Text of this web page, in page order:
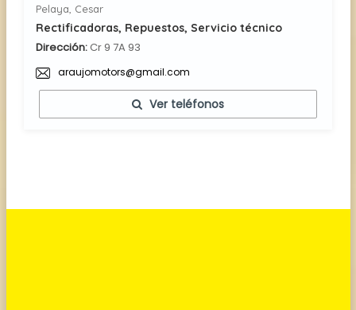
Pelaya, Cesar
Rectificadoras, Repuestos, Servicio técnico
Dirección:Cr 9 7A 93
araujomotors@gmail.com
Ver teléfonos